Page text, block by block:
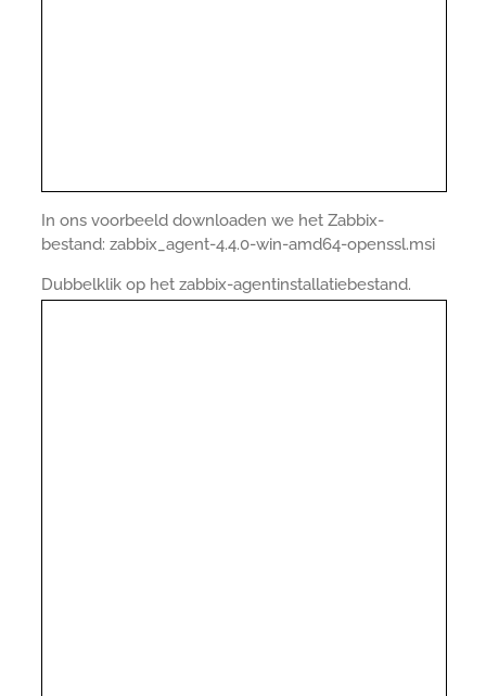
In ons voorbeeld downloaden we het Zabbix-
bestand: zabbix_agent-4.4.0-win-amd64-openssl.msi
Dubbelklik op het zabbix-agentinstallatiebestand.